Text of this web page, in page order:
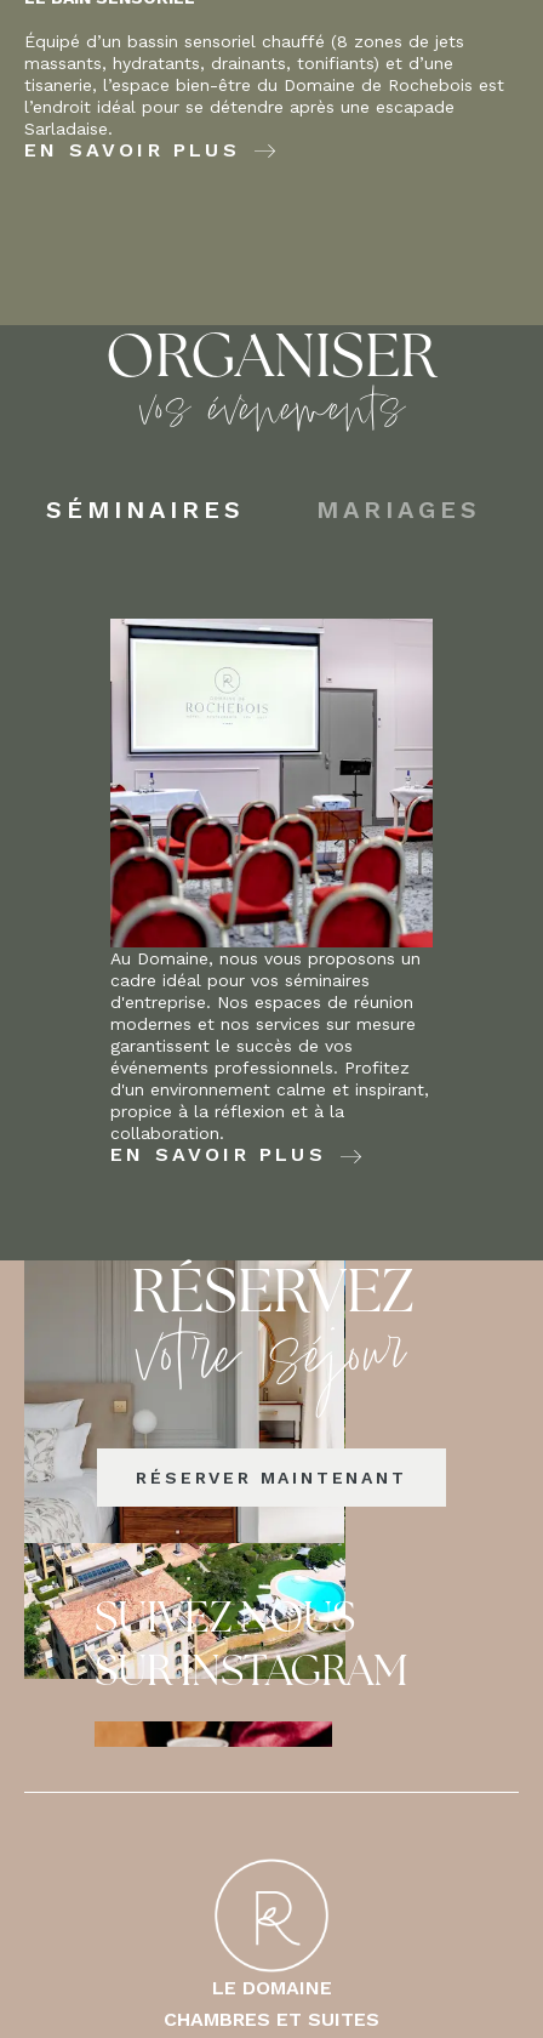
Équipé d’un bassin sensoriel chauffé (8 zones de jets
massants, hydratants, drainants, tonifiants) et d’une
tisanerie, l’espace bien-être du Domaine de Rochebois est
l’endroit idéal pour se détendre après une escapade
Sarladaise.
EN SAVOIR PLUS
ORGANISER
vos évènements
SÉMINAIRES MARIAGES
Au Domaine, nous vous proposons un
cadre idéal pour vos séminaires
d'entreprise. Nos espaces de réunion
modernes et nos services sur mesure
garantissent le succès de vos
événements professionnels. Profitez
d'un environnement calme et inspirant,
propice à la réflexion et à la
collaboration.
EN SAVOIR PLUS
RÉSERVEZ
votre séjour
RÉSERVER MAINTENANT
SUIVEZ NOUS
SUR INSTAGRAM
LE DOMAINE
CHAMBRES ET SUITES